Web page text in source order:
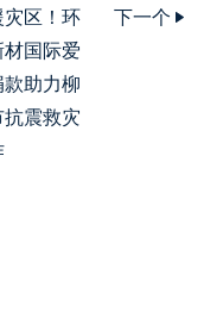
灾区！环
国际爱
助力柳
震救灾
下一个